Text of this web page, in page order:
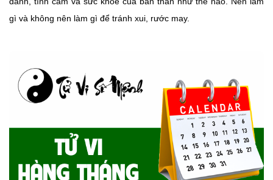
gì và không nên làm gì để tránh xui, rước may.